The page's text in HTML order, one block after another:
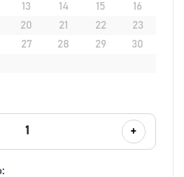
13 14 15
16
20 21 22
23
27 28 29
30
1 +